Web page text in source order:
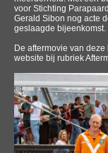
voor Stichting
Gerald Sibon nog acte
geslaagde bijeenkomst.
De aftermovie van
website bij rubriek